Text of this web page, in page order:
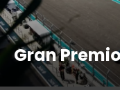
Gran